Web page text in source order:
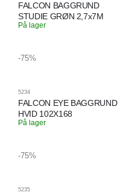
FALCON BAGGRUND
STUDIE GRØN 2,7x7M
På lager
-75%
5234
FALCON EYE BAGGRUND
HVID 102X168
På lager
-75%
5235